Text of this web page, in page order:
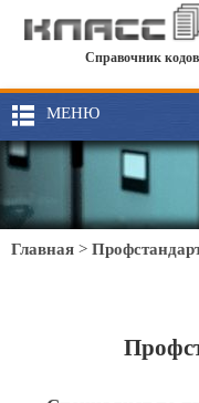
Справочник
МЕНЮ
Главная >